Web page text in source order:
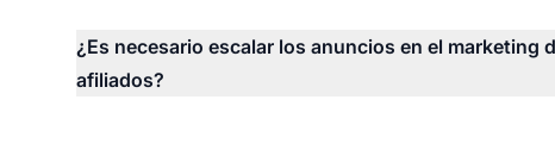
¿Es necesario escalar los anuncios en el marketing
afiliados?